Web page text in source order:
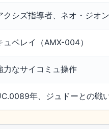
クシズ指導者、ネオ・ジオ
ュベレイ（AMX-004）
力なサイコミュ操作
年、ジュドーとの戦